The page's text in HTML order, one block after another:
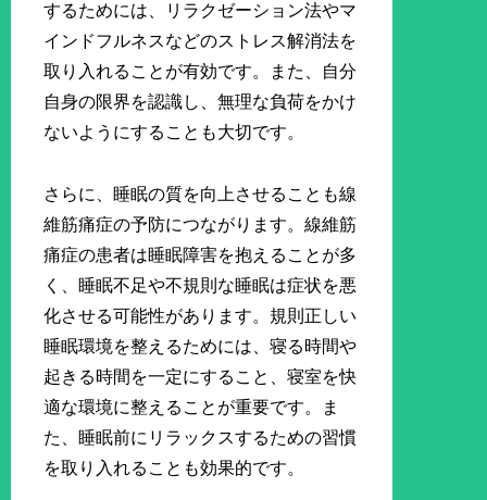
するためには、リラクゼーション法やマ
インドフルネスなどのストレス解消法を
取り入れることが有効です。また、自分
自身の限界を認識し、無理な負荷をかけ
ないようにすることも大切です。
さらに、睡眠の質を向上させることも線
維筋痛症の予防につながります。線維筋
痛症の患者は睡眠障害を抱えることが多
く、睡眠不足や不規則な睡眠は症状を悪
化させる可能性があります。規則正しい
睡眠環境を整えるためには、寝る時間や
起きる時間を一定にすること、寝室を快
適な環境に整えることが重要です。ま
た、睡眠前にリラックスするための習慣
を取り入れることも効果的です。